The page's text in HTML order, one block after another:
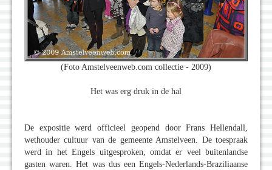
(Foto Amstelveenweb.com collectie - 2009)
Het was erg druk in de hal
De expositie werd officieel geopend door Frans Hellendall,
wethouder cultuur van de gemeente Amstelveen. De toespraak
werd in het Engels uitgesproken, omdat er veel buitenlandse
gasten waren. Het was dus een Engels-Nederlands-Braziliaanse